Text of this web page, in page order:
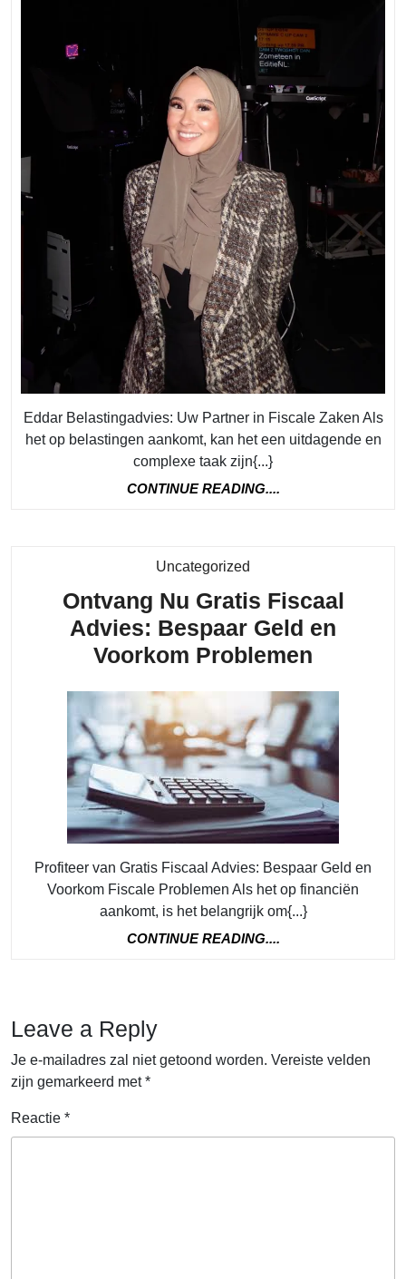
Fiscale
Zaken
Eddar Belastingadvies: Uw Partner in Fiscale Zaken Als
het op belastingen aankomt, kan het een uitdagende en
complexe taak zijn{...}
CONTINUE READING....
Uncategorized
Ontvang Nu Gratis Fiscaal
Advies: Bespaar Geld en
Voorkom Problemen
Gratis
Fiscaal
Advies:
Bespaar
Geld
en
Profiteer van Gratis Fiscaal Advies: Bespaar Geld en
Voorkom Fiscale Problemen Als het op financiën
aankomt, is het belangrijk om{...}
CONTINUE READING....
Leave a Reply
Je e-mailadres zal niet getoond worden. Vereiste velden
zijn gemarkeerd met*
Reactie *